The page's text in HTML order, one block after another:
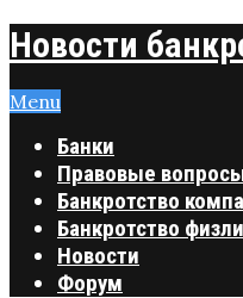
Новости
Menu
Банки
Правовые
Банкротство
Банкротство
Новости
Форум